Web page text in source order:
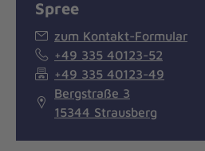
Spree
zum Kontakt-Formular
+49 335 40123-52
+49 335 40123-49
Bergstraße 3
15344 Strausberg